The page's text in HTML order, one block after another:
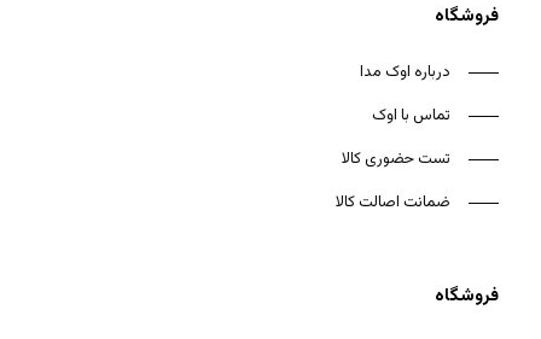
فروشگاه
درباره اوک مدا
تماس با اوک
تست حضوری کالا
ضمانت اصالت کالا
فروشگاه